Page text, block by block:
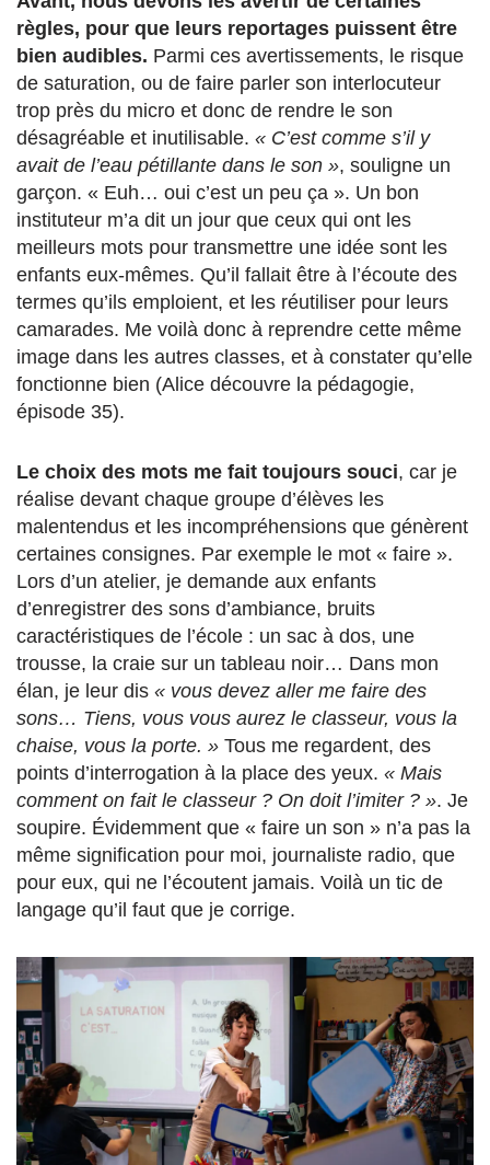
règles, pour que leurs reportages puissent être
bien audibles. Parmi ces avertissements, le risque
de saturation, ou de faire parler son interlocuteur
trop près du micro et donc de rendre le son
désagréable et inutilisable. « C’est comme s’il y
avait de l’eau pétillante dans le son », souligne un
garçon. « Euh… oui c’est un peu ça ». Un bon
instituteur m’a dit un jour que ceux qui ont les
meilleurs mots pour transmettre une idée sont les
enfants eux-mêmes. Qu’il fallait être à l’écoute des
termes qu’ils emploient, et les réutiliser pour leurs
camarades. Me voilà donc à reprendre cette même
image dans les autres classes, et à constater qu’elle
fonctionne bien (Alice découvre la pédagogie,
épisode 35).
Le choix des mots me fait toujours souci, car je
réalise devant chaque groupe d’élèves les
malentendus et les incompréhensions que génèrent
certaines consignes. Par exemple le mot « faire ».
Lors d’un atelier, je demande aux enfants
d’enregistrer des sons d’ambiance, bruits
caractéristiques de l’école : un sac à dos, une
trousse, la craie sur un tableau noir… Dans mon
élan, je leur dis « vous devez aller me faire des
sons… Tiens, vous vous aurez le classeur, vous la
chaise, vous la porte. » Tous me regardent, des
points d’interrogation à la place des yeux. « Mais
comment on fait le classeur ? On doit l’imiter ? ». Je
soupire. Évidemment que « faire un son » n’a pas la
même signification pour moi, journaliste radio, que
pour eux, qui ne l’écoutent jamais. Voilà un tic de
langage qu’il faut que je corrige.